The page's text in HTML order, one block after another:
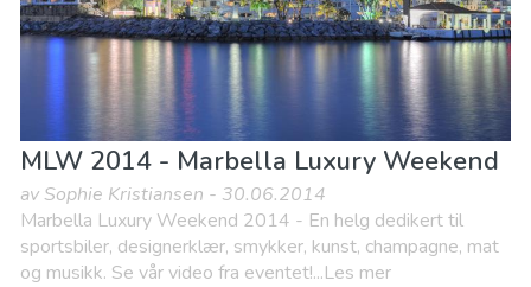
MLW 2014 - Marbella Luxury Weekend
av Sophie Kristiansen - 30.06.2014
Marbella Luxury Weekend 2014 - En helg dedikert til
sportsbiler, designerklær, smykker, kunst, champagne, mat
og musikk. Se vår video fra eventet!...Les mer